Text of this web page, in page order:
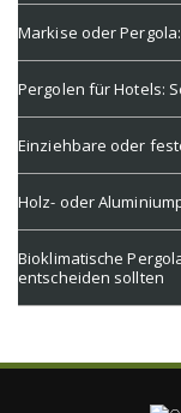
Markise oder
Pergolen für Hotels:
Einziehbare oder
Holz- oder
Bioklimatische
entscheiden sollten